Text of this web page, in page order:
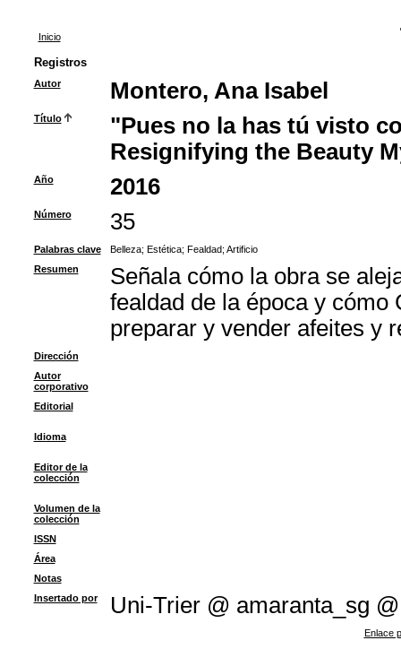
Inicio
Registros
Autor Montero, Ana Isabel
Título
"Pues no la has tú visto
Resignifying the Beauty
Año 2016
Número 35
Palabras clave Belleza; Estética; Fealdad; Artificio
Resumen
Señala cómo la obra se
fealdad de la época y cómo
preparar y vender afeites y
Dirección
Autor
corporativo
Editorial
Idioma
Editor de la
colección
Volumen de la
colección
ISSN
Área
Notas
Insertado por
Uni-Trier @ amaranta_sg @
Enlace